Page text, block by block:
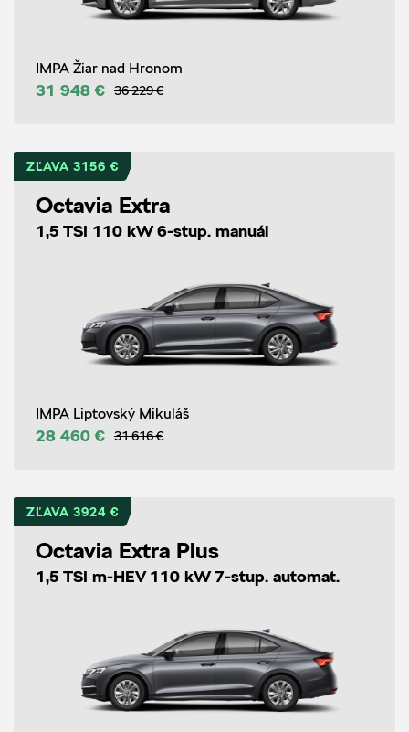
IMPA Žiar nad Hronom
31 948 € 36 229 €
ZĽAVA 3156 €
Octavia Extra
1,5 TSI 110 kW 6-stup. manuál
IMPA Liptovský Mikuláš
28 460 € 31 616 €
ZĽAVA 3924 €
Octavia Extra Plus
1,5 TSI m-HEV 110 kW 7-stup. automat.